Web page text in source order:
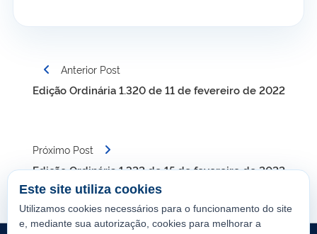
Navegação
de
Anterior Post
Edição Ordinária 1.320 de 11 de fevereiro de 2022
Próximo Post
Edição Ordinária 1.322 de 15 de fevereiro de 2022
Este site utiliza cookies
Utilizamos cookies necessários para o funcionamento do site
e, mediante sua autorização, cookies para melhorar a